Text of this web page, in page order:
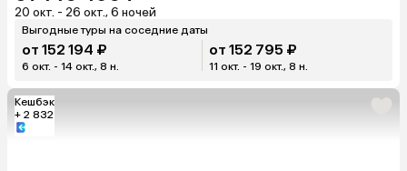
20 окт. - 26 окт., 6 ночей
Выгодные туры на соседние даты
от 152 194 ₽
6 окт. - 14 окт., 8 н.
от 152 795 ₽
11 окт. - 19 окт., 8 н.
Кешбэк
+ 2 832